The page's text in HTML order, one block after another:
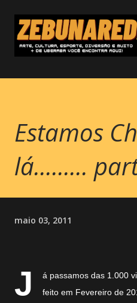
Pular para o
Estamos
lá.........
maio 03, 2011
J
á passamos das 1.000
feito em Fevereiro de